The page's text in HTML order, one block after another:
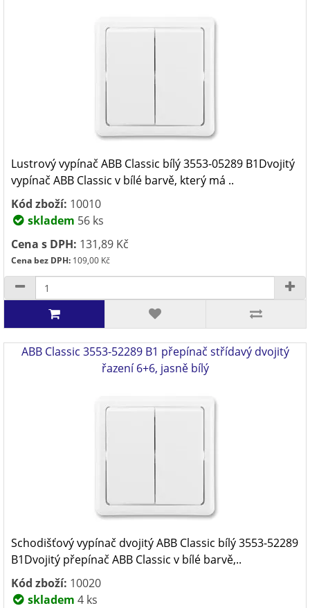
Lustrový vypínač ABB Classic bílý 3553-05289 B1Dvojitý
vypínač ABB Classic v bílé barvě, který má ..
Kód zboží: 10010
skladem 56 ks
Cena s DPH: 131,89 Kč
Cena bez DPH: 109,00 Kč
ABB Classic 3553-52289 B1 přepínač střídavý dvojitý
řazení 6+6, jasně bílý
Schodišťový vypínač dvojitý ABB Classic bílý 3553-52289
B1Dvojitý přepínač ABB Classic v bílé barvě,..
Kód zboží: 10020
skladem 4 ks